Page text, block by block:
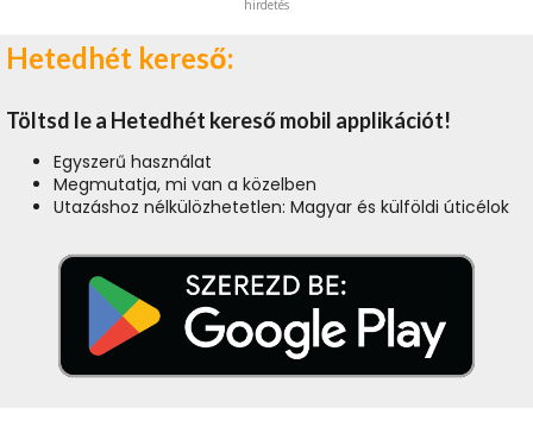
hirdetés
Hetedhét kereső:
Töltsd le a Hetedhét kereső mobil applikációt!
Egyszerű használat
Megmutatja, mi van a közelben
Utazáshoz nélkülözhetetlen: Magyar és külföldi úticélok